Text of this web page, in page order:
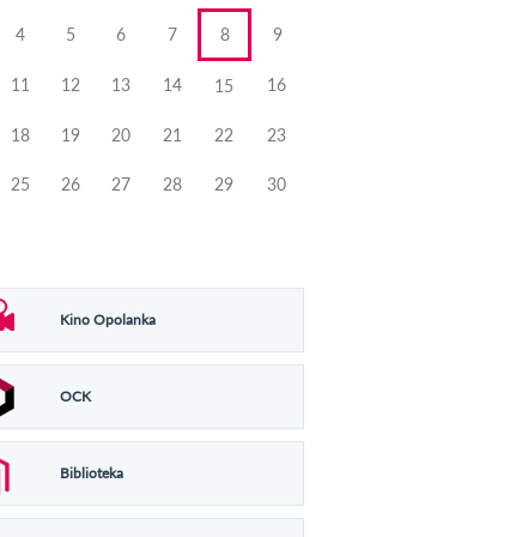
4 5 6 7 8 9
11 12 13 14 15 16
18 19 20 21 22 23
25 26 27 28 29 30
Kino Opolanka
OCK
Biblioteka